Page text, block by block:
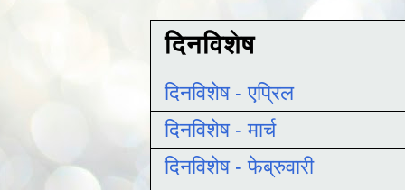
दिनविशेष
दिनविशेष - एप्रिल
दिनविशेष - मार्च
दिनविशेष - फेब्रुवारी